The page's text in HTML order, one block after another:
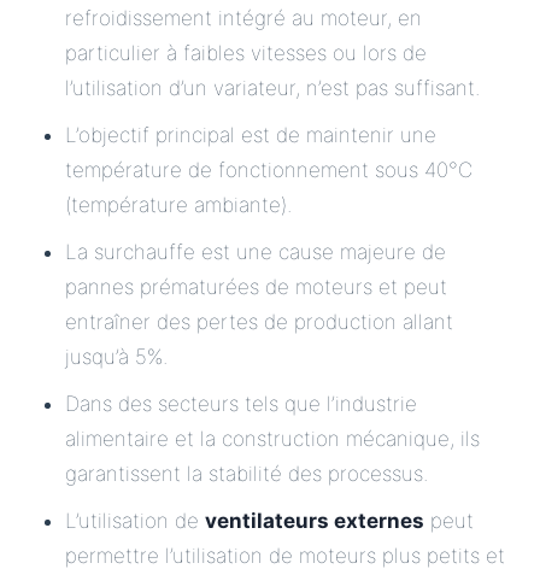
refroidissement intégré au moteur, en
particulier à faibles vitesses ou lors de
l’utilisation d’un variateur, n’est pas suffisant.
L’objectif principal est de maintenir une
température de fonctionnement sous 40°C
(température ambiante).
La surchauffe est une cause majeure de
pannes prématurées de moteurs et peut
entraîner des pertes de production allant
jusqu’à 5%.
Dans des secteurs tels que l’industrie
alimentaire et la construction mécanique, ils
garantissent la stabilité des processus.
L’utilisation de ventilateurs externes peut
permettre l’utilisation de moteurs plus petits et